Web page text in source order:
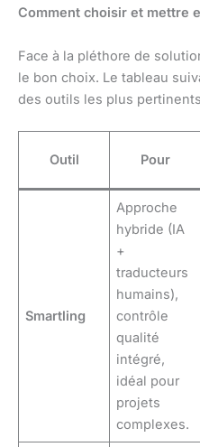
Comment choisir et mettre
Face à la pléthore de
le bon choix. Le tableau
des outils les plus
Outil Pour
Smartling
Approche
hybride (IA
+
traducteurs
humains),
contrôle
qualité
intégré,
idéal pour
projets
complexes.